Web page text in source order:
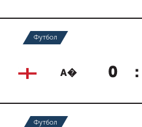
Футбол
А� 0 :
Футбол